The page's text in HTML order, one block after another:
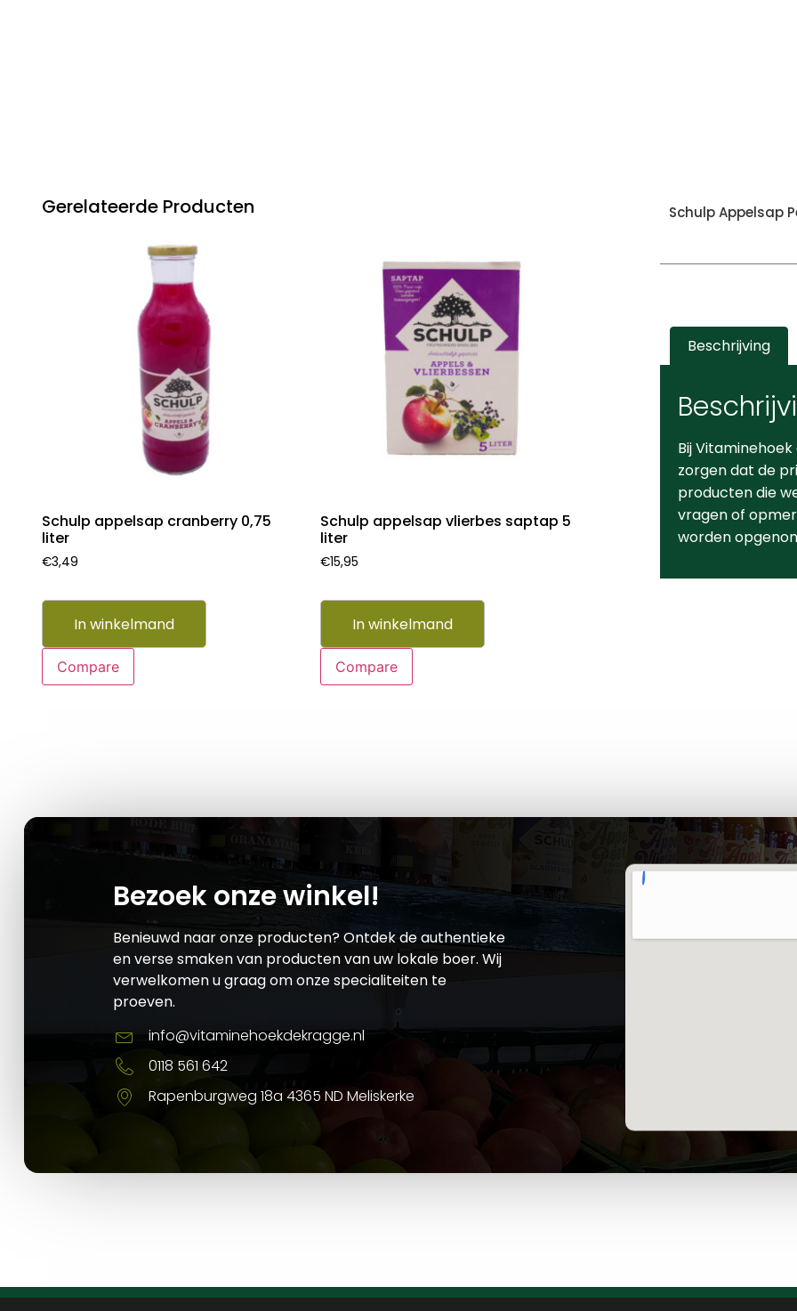
Gerelateerde Producten
Schulp appelsap cranberry 0,75
liter
€3,49
In winkelmand
Compare
Schulp appelsap vlierbes saptap 5
liter
€15,95
In winkelmand
Compare
Schulp Appelsap
Beschrijving
Bij
zorgen dat de
producten die
vragen of
worden
Bezoek onze winkel!
Benieuwd naar onze producten? Ontdek de authentieke
en verse smaken van producten van uw lokale boer. Wij
verwelkomen u graag om onze specialiteiten te
proeven.
info@vitaminehoekdekragge.nl
0118 561 642
Rapenburgweg 18a 4365 ND Meliskerke